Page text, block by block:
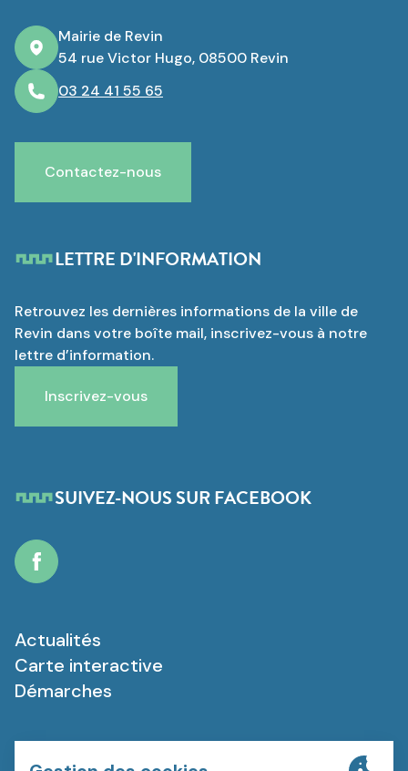
Mairie de Revin
54 rue Victor Hugo, 08500 Revin
03 24 41 55 65
Contactez-nous
LETTRE D'INFORMATION
Retrouvez les dernières informations de la ville de
Revin dans votre boîte mail, inscrivez-vous à notre
lettre d’information.
Inscrivez-vous
SUIVEZ-NOUS SUR FACEBOOK
Actualités
Carte interactive
Démarches